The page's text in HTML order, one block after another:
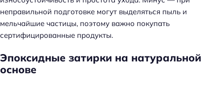
неправильной подготовке могут выделяться пыль и
мельчайшие частицы, поэтому важно покупать
сертифицированные продукты.
Эпоксидные затирки на натуральной
основе